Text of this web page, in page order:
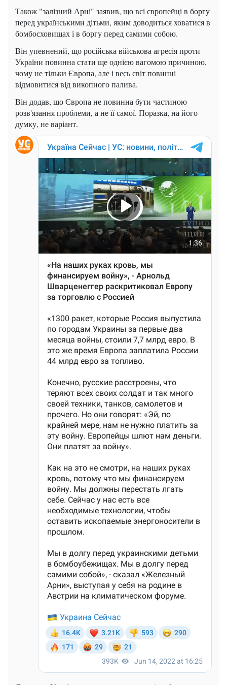
Також "залізний Арні" заявив, що всі європейці в боргу
перед українськими дітьми, яким доводиться ховатися в
бомбосховищах і в боргу перед самими собою.
Він упевнений, що російська військова агресія проти
України повинна стати ще однією вагомою причиною,
чому не тільки Європа, але і весь світ повинні
відмовитися від викопного палива.
Він додав, що Європа не повинна бути частиною
розв'язання проблеми, а не її самої. Поразка, на його
думку, не варіант.